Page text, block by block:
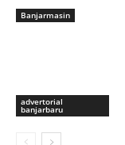
Banjarmasin
advertorial
banjarbaru